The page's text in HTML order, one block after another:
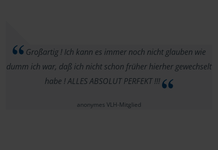
Großartig ! Ich kann es immer noch nicht glauben wie
dumm ich war, daß ich nicht schon früher hierher gewechselt
habe ! ALLES ABSOLUT PERFEKT !!!
anonymes VLH-Mitglied